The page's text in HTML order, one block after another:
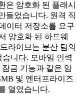
은 암호화 된 플래시
들었습니다. 원격 직
이터 저장소를 요구
암호화 된 하드웨
라이브는 분산 팀의
니다. 모바일 인력
금 기능과 같은 암
및 엔터프라이즈
열었습니다.